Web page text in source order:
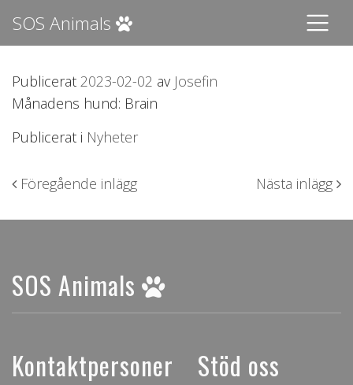
SOS Animals
Publicerat 2023-02-02 av Josefin
Månadens hund: Brain
Publicerat i Nyheter
Inläggsnavigering
Föregående inlägg Nästa inlägg
SOS Animals
Kontaktpersoner Stöd oss